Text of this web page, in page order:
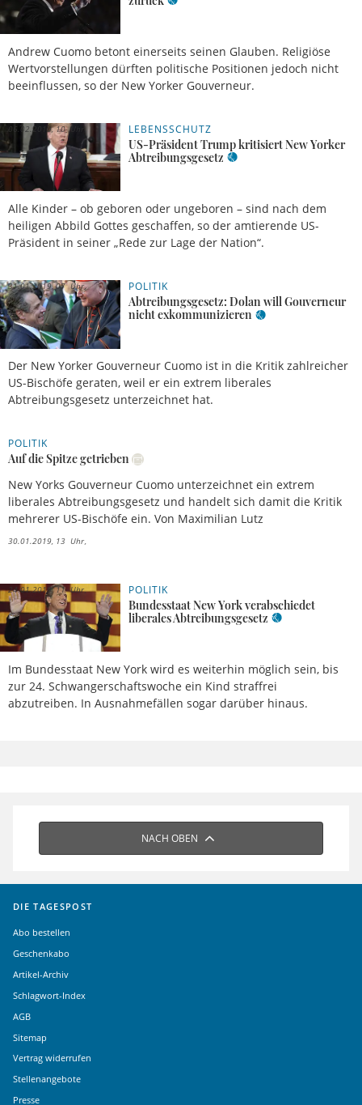
Andrew Cuomo betont einerseits seinen Glauben. Religiöse
Wertvorstellungen dürften politische Positionen jedoch nicht
beeinflussen, so der New Yorker Gouverneur.
LEBENSSCHUTZ
US-Präsident Trump kritisiert New Yorker
Abtreibungsgesetz
Alle Kinder – ob geboren oder ungeboren – sind nach dem
heiligen Abbild Gottes geschaffen, so der amtierende US-
Präsident in seiner „Rede zur Lage der Nation“.
06.02.2019, 10 Uhr
POLITIK
Abtreibungsgesetz: Dolan will Gouverneur
nicht exkommunizieren
Der New Yorker Gouverneur Cuomo ist in die Kritik zahlreicher
US-Bischöfe geraten, weil er ein extrem liberales
Abtreibungsgesetz unterzeichnet hat.
31.01.2019, 07 Uhr
POLITIK
Auf die Spitze getrieben
New Yorks Gouverneur Cuomo unterzeichnet ein extrem
liberales Abtreibungsgesetz und handelt sich damit die Kritik
mehrerer US-Bischöfe ein. Von Maximilian Lutz
30.01.2019, 13 Uhr
POLITIK
Bundesstaat New York verabschiedet
liberales Abtreibungsgesetz
Im Bundesstaat New York wird es weiterhin möglich sein, bis
zur 24. Schwangerschaftswoche ein Kind straffrei
abzutreiben. In Ausnahmefällen sogar darüber hinaus.
24.01.2019, 11 Uhr
NACH OBEN
DIE TAGESPOST
Abo bestellen
Geschenkabo
Artikel-Archiv
Schlagwort-Index
AGB
Sitemap
Vertrag widerrufen
Stellenangebote
Presse